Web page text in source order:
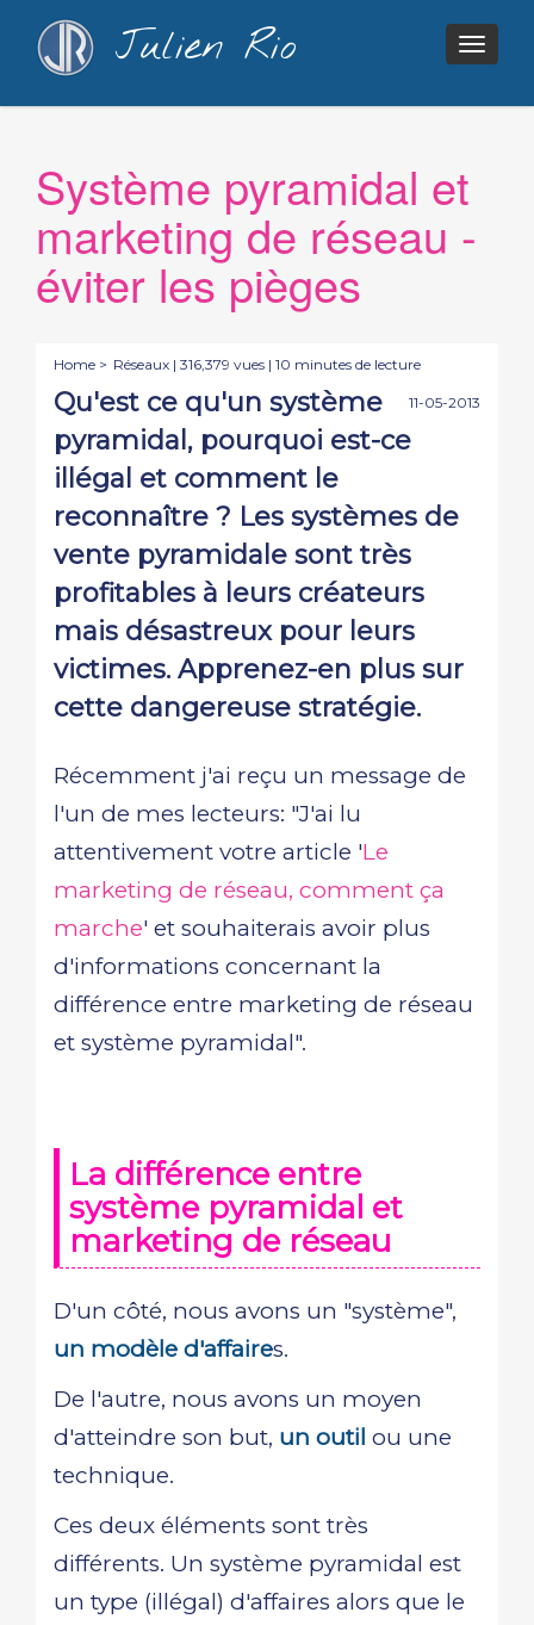
Julien Rio
Système pyramidal et
marketing de réseau -
éviter les pièges
Home > Réseaux | 316,379 vues | 10 minutes de lecture
11-05-2013
Qu'est ce qu'un système
pyramidal, pourquoi est-ce
illégal et comment le
reconnaître ? Les systèmes de
vente pyramidale sont très
profitables à leurs créateurs
mais désastreux pour leurs
victimes. Apprenez-en plus sur
cette dangereuse stratégie.
Récemment j'ai reçu un message de
l'un de mes lecteurs: "J'ai lu
attentivement votre article 'Le
marketing de réseau, comment ça
marche' et souhaiterais avoir plus
d'informations concernant la
différence entre marketing de réseau
et système pyramidal".
La différence entre
système pyramidal et
marketing de réseau
D'un côté, nous avons un "système",
un modèle d'affaires.
De l'autre, nous avons un moyen
d'atteindre son but, un outil ou une
technique.
Ces deux éléments sont très
différents. Un système pyramidal est
un type (illégal) d'affaires alors que le